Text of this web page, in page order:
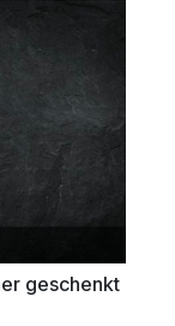
geschenkt